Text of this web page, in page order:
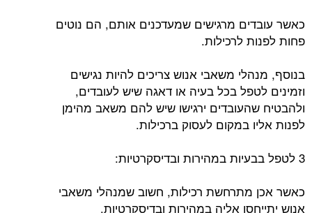
כאשר עובדים מרגישים שמעדכנים אותם, הם נוטים
פחות לפנות לרכילות.
בנוסף, מנהלי משאבי אנוש צריכים להיות נגישים
וזמינים לטפל בכל בעיה או דאגה שיש לעובדים,
ולהבטיח שהעובדים ירגישו שיש להם משאב מהימן
לפנות אליו במקום לעסוק ברכילות.
3 לטפל בבעיות במהירות ובדיסקרטיות:
כאשר אכן מתרחשת רכילות, חשוב שמנהלי משאבי
אנוש יתייחסו אליה במהירות ובדיסקרטיות.